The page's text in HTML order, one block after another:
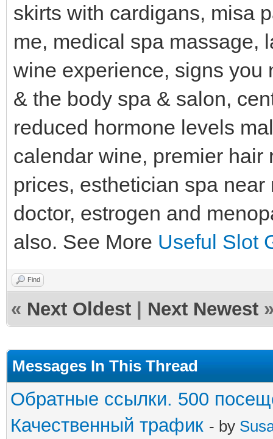
skirts with cardigans, misa
me, medical spa massage,
wine experience, signs you
& the body spa & salon,
reduced hormone levels
calendar wine, premier
prices, esthetician spa
doctor, estrogen and
also. See More Useful Slot
Find
« Next Oldest Next Newest
Messages In This Thread
Обратные ссылки. 500
Качественный трафик - by